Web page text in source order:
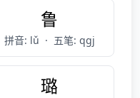
鲁
拼音: lǔ · 五笔: qgj
璐